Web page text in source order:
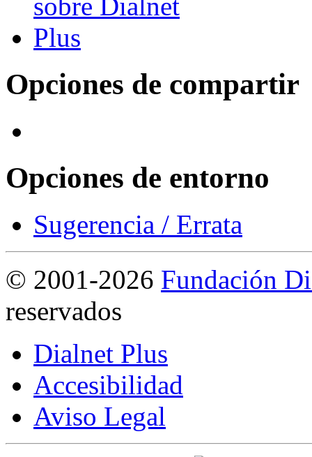
Opciones de compartir
Opciones de entorno
Sugerencia / Errata
© 2001-2026 Fundación
reservados
Dialnet Plus
Accesibilidad
Aviso Legal